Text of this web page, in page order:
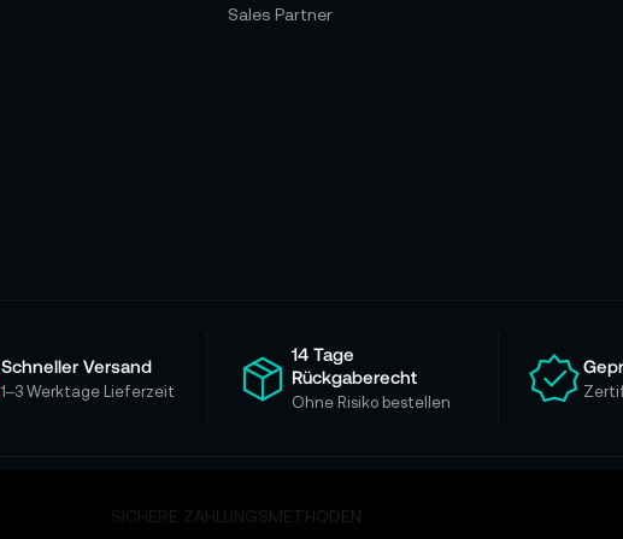
Sales Partner
Schneller Versand
1–3 Werktage Lieferzeit
14 Tage
Rückgaberecht
Ohne Risiko bestellen
SICHERE ZAHLUNGSMETHODEN